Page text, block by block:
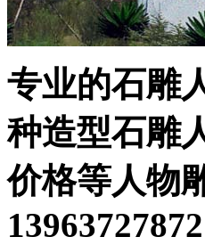
专业的石雕
种造型石雕
价格等人物
13963727872